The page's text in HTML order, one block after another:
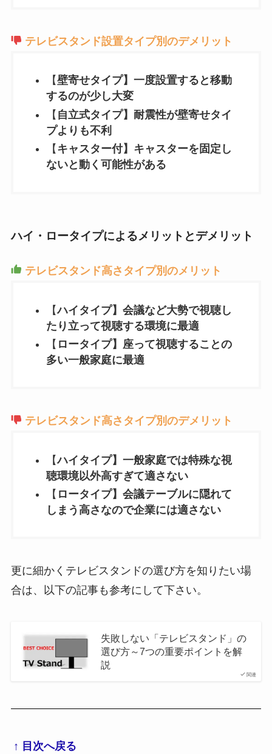
テレビスタンド設置タイプ別のデメリット
【壁寄せタイプ】一度設置すると移動
するのが少し大変
【 自立式タイプ】耐震性が壁寄せタイ
プよりも不利
【 キャスター付】キャスターを固定し
ないと動く可能性がある
ハイ・ロータイプによるメリットとデメリット
テレビスタンド高さタイプ別のメリット
【ハイタイプ】会議など大勢で視聴し
たり立って視聴する環境に最適
【 ロータイプ】座って視聴することの
多い一般家庭に最適
テレビスタンド高さタイプ別のデメリット
【ハイタイプ】一般家庭では特殊な視
聴環境以外高すぎて適さない
【 ロータイプ】会議テーブルに隠れて
しまう高さなので企業には適さない
更に細かくテレビスタンドの選び方を知りたい場
合は、以下の記事も参考にして下さい。
関連
失敗しない「テレビスタンド」の
選び方～7つの重要ポイントを解
説
↑ 目次へ戻る